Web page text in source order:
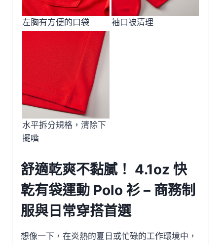
左胸有方便的口袋 袖口被清理
水平拆分規格，清除下
擺嘴
舒適乾爽不黏膩！ 4.1oz 快
乾有袋運動 Polo 衫 – 商務制
服與日常穿搭首選
想像一下，在炎熱的夏日或忙碌的工作環境中，